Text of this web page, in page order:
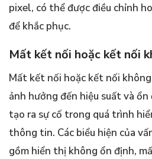
pixel, có thể được điều chỉnh
để khắc phục.
Mất kết nối hoặc kết nối
Mất kết nối hoặc kết nối
ảnh hưởng đến hiệu suất và ổn
tạo ra sự cố trong quá trình
thông tin. Các biểu hiện của
gồm hiển thị không ổn định,